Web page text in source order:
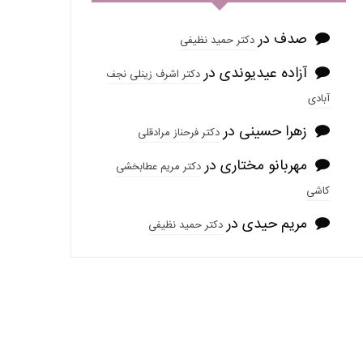
صدف دردکتر حمید نظیفی
آزاده عیدیوندی دردکتر اشرف زینلی نجف
آبادی
زهرا حسینی دردکتر فرحناز مرادقلی
مهربانو مختاری دردکتر مریم عطابخشی
کاشی
مریم حیدی دردکتر حمید نظیفی